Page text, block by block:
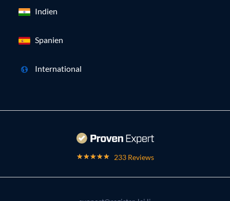
Indien
Spanien
International
233 Reviews